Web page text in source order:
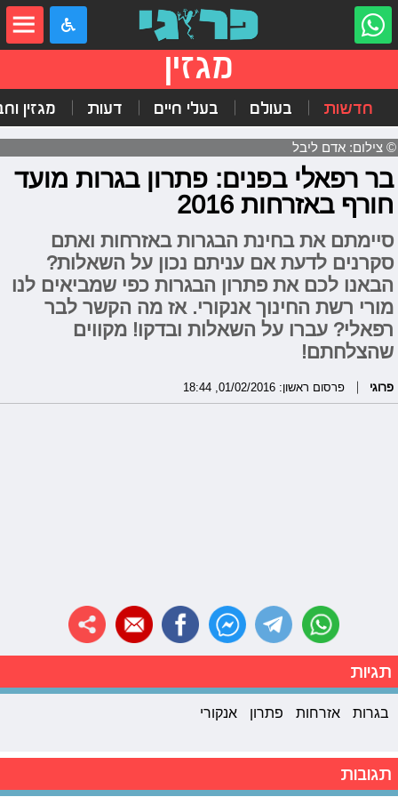
מגזין
חדשות בעולם בעלי חיים דעות מגזין
© צילום: אדם ליבל
בר רפאלי בפנים: פתרון בגרות מועד
חורף באזרחות 2016
סיימתם את בחינת הבגרות באזרחות ואתם
סקרנים לדעת אם עניתם נכון על השאלות?
הבאנו לכם את פתרון הבגרות כפי שמביאים לנו
מורי רשת החינוך אנקורי. אז מה הקשר לבר
רפאלי? עברו על השאלות ובדקו! מקווים
שהצלחתם!
פרוגי פרסום ראשון: 01/02/2016, 18:44
תגיות
בגרות אזרחות פתרון אנקורי
תגובות